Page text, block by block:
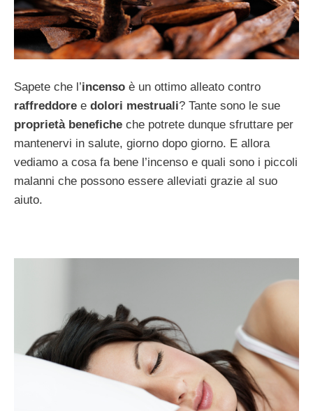
Sapete che l’incenso è un ottimo alleato contro
raffreddore e dolori mestruali? Tante sono le sue
proprietà benefiche che potrete dunque sfruttare per
mantenervi in salute, giorno dopo giorno. E allora
vediamo a cosa fa bene l’incenso e quali sono i piccoli
malanni che possono essere alleviati grazie al suo
aiuto.